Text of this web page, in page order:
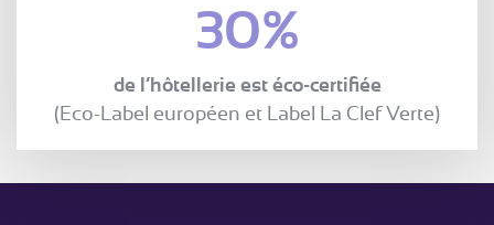
30%
de l’hôtellerie est éco-certifiée
(Eco-Label européen et Label La Clef Verte)